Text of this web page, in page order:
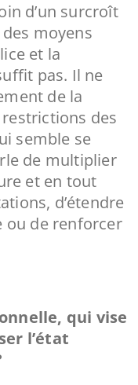
d’un surcroît
moyens
et la
pas. Il ne
de la
des
semble se
de multiplier
et en tout
d’étendre
ou de renforcer
qui vise
l’état